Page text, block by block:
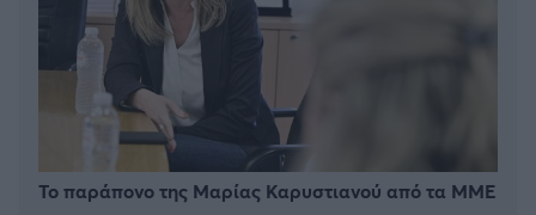
Το παράπονο της Μαρίας Καρυστιανού από τα ΜΜΕ